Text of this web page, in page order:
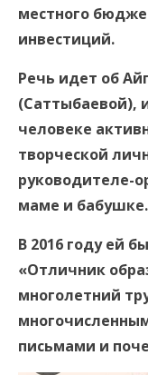
местного
инвестиций.
Речь идет об
(Саттыбаевой),
человеке
творческой
руководителе-
маме и бабушке.
В 2016 году ей
«Отличник
многолетний
письмами и